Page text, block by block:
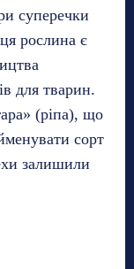
суперечки
рослина є
для тварин.
(ріпа), що
сорт
залишили